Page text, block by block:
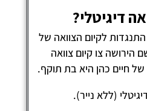
הצוואה של
קיום צוואה
כהן היא בת תוקף.
נייר).